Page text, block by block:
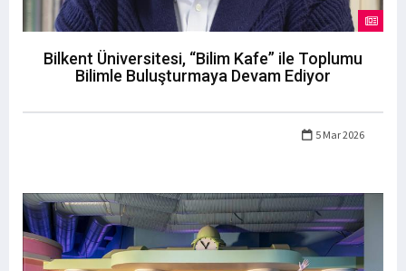
Bilkent Üniversitesi, “Bilim Kafe” ile Toplumu
Bilimle Buluşturmaya Devam Ediyor
5 Mar 2026